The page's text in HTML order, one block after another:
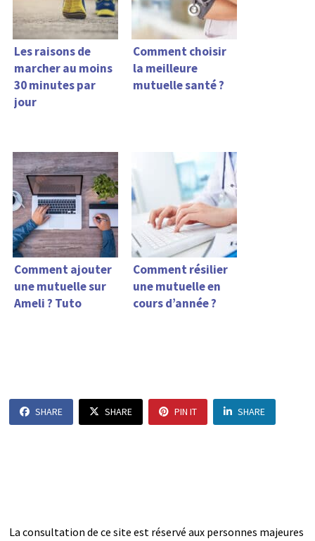
Les raisons de
marcher au moins
30 minutes par
jour
Comment choisir
la meilleure
mutuelle santé ?
Comment ajouter
une mutuelle sur
Ameli ? Tuto
Comment résilier
une mutuelle en
cours d’année ?
SHARE SHARE PIN IT SHARE
La consultation de ce site est réservé aux personnes majeures